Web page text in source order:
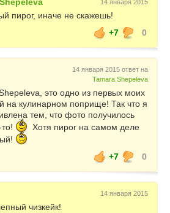
14 января 2015
пирог, иначе не скажешь!
+7
0
14 января 2015 ответ на
Tamara Shepeleva
это одно из первых моих
на кулинарном поприще! Так что я
тем, что фото получилось
Хотя пирог на самом деле
+7
0
14 января 2015
чизкейк!